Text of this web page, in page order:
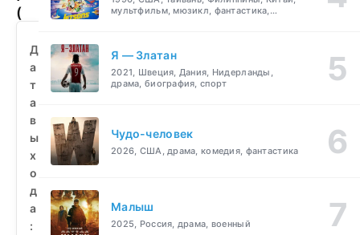
(1990)
бесплатно
Д
а
т
а
в
ы
х
о
д
а
:
мультфильм, мюзикл, фантастика,
Я — Златан
2021, Швеция, Дания, Нидерланды,
драма, биография, спорт
Чудо-человек
2026, США, драма, комедия, фантастика
Малыш
2025, Россия, драма, военный